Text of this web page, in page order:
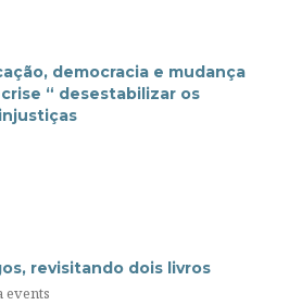
democracia e mudança
“ desestabilizar os
revisitando dois livros
events